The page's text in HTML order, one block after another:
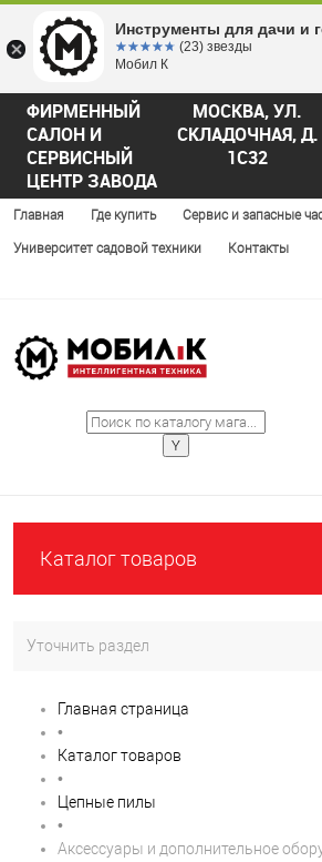
ФИРМЕННЫЙ
САЛОН И
СЕРВИСНЫЙ
ЦЕНТР ЗАВОДА
МОСКВА, УЛ.
СКЛАДОЧНАЯ, Д.
1С32
Главная Где купить Сервис и запасные
Университет садовой техники Контакты
Каталог товаров
Уточнить раздел
Главная страница
•
Каталог товаров
•
Цепные пилы
•
Аксессуары и дополнительное
Инструменты для дачи и
☆☆☆☆☆
★★★★★ (23) звезды
Мобил К